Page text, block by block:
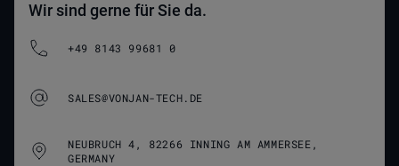
Wir sind gerne für Sie da.
+49 8143 99681 0
SALES@VONJAN-TECH.DE
NEUBRUCH 4, 82266 INNING AM AMMERSEE,
GERMANY